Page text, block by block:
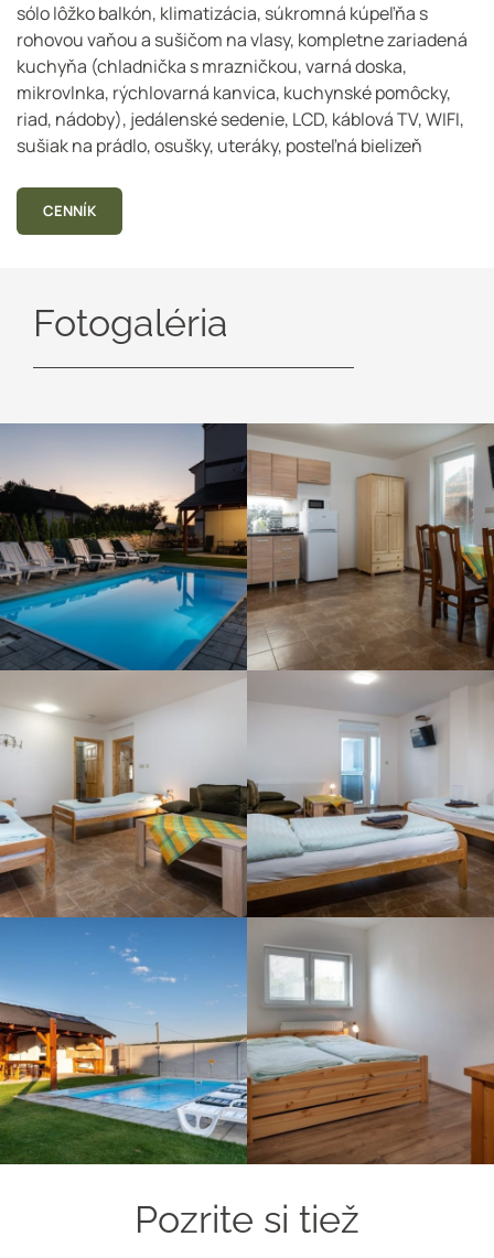
sólo lôžko balkón, klimatizácia, súkromná kúpeľňa s
rohovou vaňou a sušičom na vlasy, kompletne zariadená
kuchyňa (chladnička s mrazničkou, varná doska,
mikrovlnka, rýchlovarná kanvica, kuchynské pomôcky,
riad, nádoby), jedálenské sedenie, LCD, káblová TV, WIFI,
sušiak na prádlo, osušky, uteráky, posteľná bielizeň
CENNÍK
Fotogaléria
Pozrite si tiež